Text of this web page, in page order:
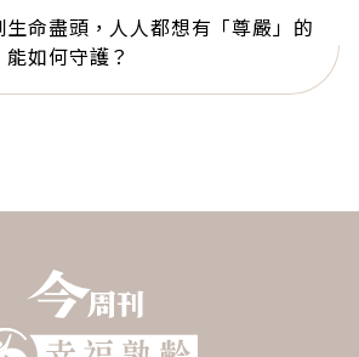
命盡頭，人人都想有「尊嚴」的
如何守護？